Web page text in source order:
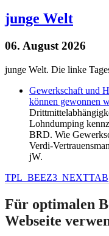
junge Welt
06. August 2026
junge Welt. Die linke
Gewerkschaft und
können gewonnen
Lohndumping
BRD. Wie
Verdi-
jW.
TPL_BEEZ3_NEXTTAB
Für optimalen
Webseite